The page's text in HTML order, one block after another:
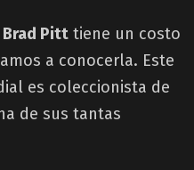
Brad Pitt tiene un costo
a conocerla. Este
es coleccionista de
de sus tantas